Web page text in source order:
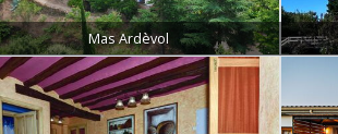
Mas Ardèvol